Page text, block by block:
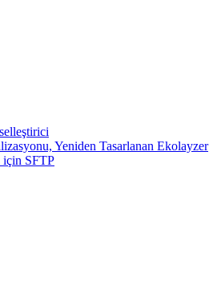
Yeniden Tasarlanan Ekolayzer
için SFTP